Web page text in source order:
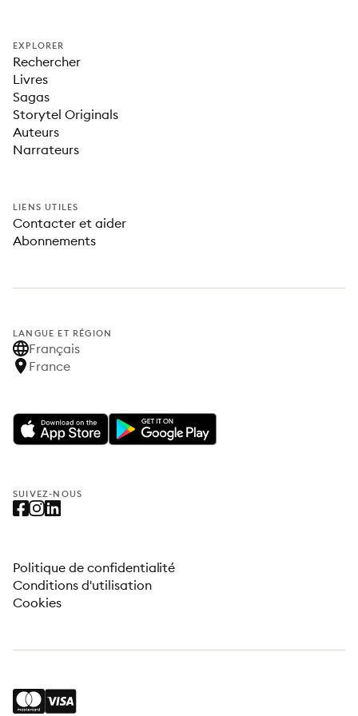
EXPLORER
Rechercher
Livres
Sagas
Storytel Originals
Auteurs
Narrateurs
LIENS UTILES
Contacter et aider
Abonnements
LANGUE ET RÉGION
Français
France
SUIVEZ-NOUS
Politique de confidentialité
Conditions d'utilisation
Cookies